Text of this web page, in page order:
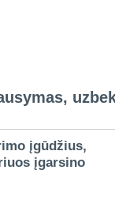
įgūdžius,
įgarsino